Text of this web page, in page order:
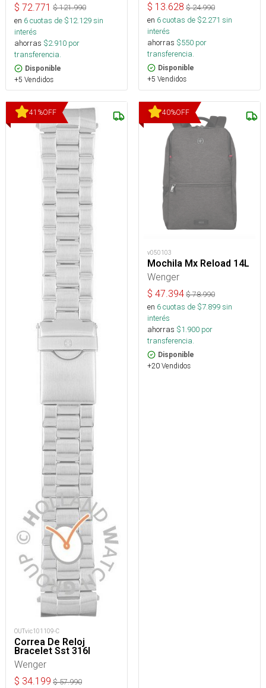
$ 72.771 $121.990
en 6cuotas de $12.129sin
interés
ahorras $2.910 por
transferencia.
Disponible
+5 Vendidos
$ 13.628 $24.990
en 6cuotas de $2.271 sin
interés
ahorras $550 por
transferencia.
Disponible
+5 Vendidos
41 %OFF
OUTvic101109-C
Correa De Reloj
Bracelet Sst 316l
Wenger
$ 34.199 $57.990
40%OFF
v050103
Mochila Mx Reload 14L
Wenger
$ 47.394 $78.990
en 6cuotas de $7.899sin
interés
ahorras $1.900 por
transferencia.
Disponible
+20 Vendidos